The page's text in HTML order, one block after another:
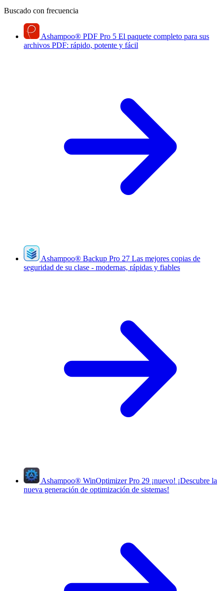
Buscado con frecuencia
Ashampoo® PDF Pro 5 El paquete completo para sus
archivos PDF: rápido, potente y fácil
Ashampoo® Backup Pro 27 Las mejores copias de
seguridad de su clase - modernas, rápidas y fiables
Ashampoo® WinOptimizer Pro 29 ¡nuevo! ¡Descubre la
nueva generación de optimización de sistemas!